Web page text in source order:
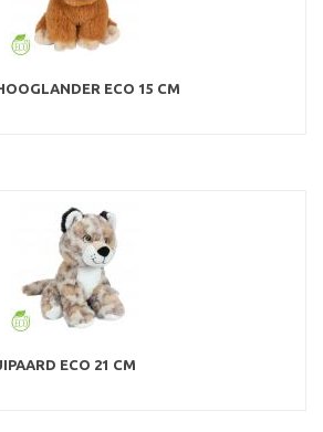
ECO 15 CM
ECO 21 CM